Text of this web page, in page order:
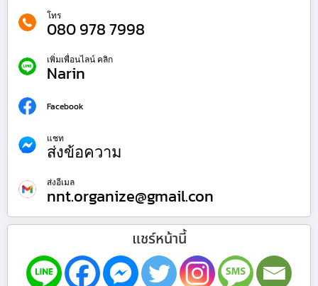
โทร
080 978 7998
เพิ่มเพื่อนไลน์ คลิก
Narin
Facebook
แชท
ส่งข้อความ
ส่งอีเมล
nnt.organize@gmail.con
แชร์หน้านี้